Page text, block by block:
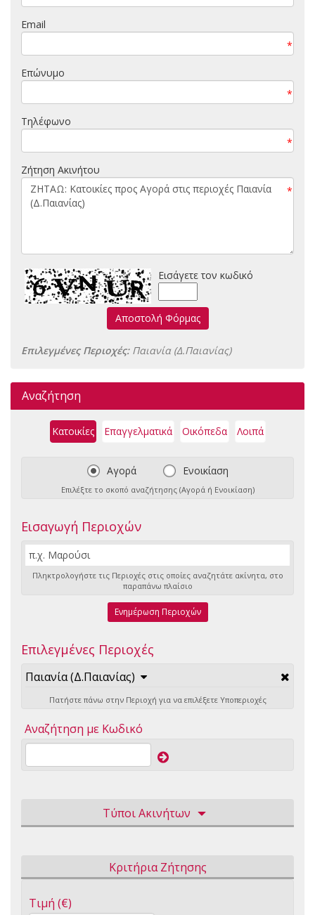
Email
*
Επώνυμο
*
Τηλέφωνο
*
Ζήτηση Ακινήτου
*
Εισάγετε τον κωδικό
Αποστολή Φόρμας
Επιλεγμένες Περιοχές: Παιανία (Δ.Παιανίας)
Αναζήτηση
Κατοικίες Επαγγελματικά Οικόπεδα Λοιπά
Αγορά Ενοικίαση
Επιλέξτε το σκοπό αναζήτησης (Αγορά ή Ενοικίαση)
Εισαγωγή Περιοχών
Πληκτρολογήστε τις Περιοχές στις οποίες αναζητάτε ακίνητα, στο
παραπάνω πλαίσιο
Ενημέρωση Περιοχών
Επιλεγμένες Περιοχές
Παιανία (Δ.Παιανίας)
Πατήστε πάνω στην Περιοχή για να επιλέξετε Υποπεριοχές
Αναζήτηση με Κωδικό
Τύποι Ακινήτων
Κριτήρια Ζήτησης
Τιμή (€)